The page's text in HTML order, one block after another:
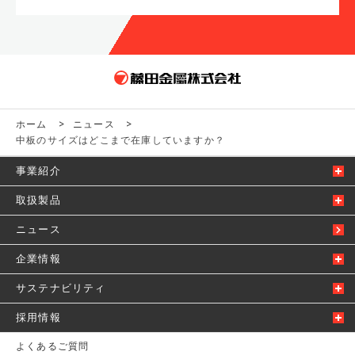
ホーム > ニュース
>
中板のサイズはどこまで在庫していますか？
事業紹介
取扱製品
ニュース
企業情報
サステナビリティ
採用情報
よくあるご質問